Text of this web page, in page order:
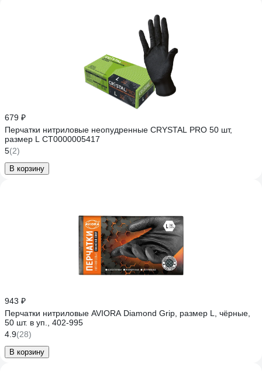
679 ₽
Перчатки нитриловые неопудренные CRYSTAL PRO 50 шт,
размер L CT0000005417
5(2)
В корзину
943 ₽
Перчатки нитриловые AVIORA Diamond Grip, размер L, чёрные,
50 шт. в уп., 402-995
4.9(28)
В корзину